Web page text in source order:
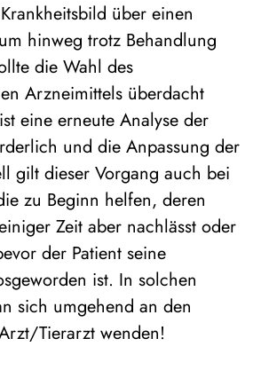
über einen
hinweg trotz Behandlung
die Wahl des
Arzneimittels überdacht
eine erneute Analyse der
und die Anpassung der
gilt dieser Vorgang auch bei
zu Beginn helfen, deren
Zeit aber nachlässt oder
der Patient seine
ist. In solchen
sich umgehend an den
Tierarzt wenden!